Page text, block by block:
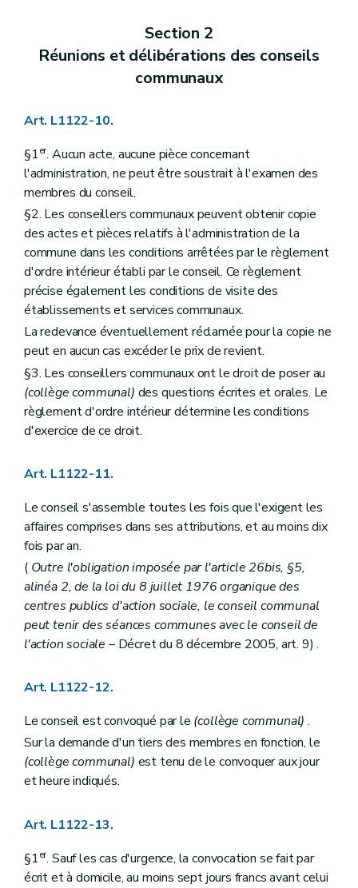
Art. L2212-70
Art. L2212-71
Art. L2212-72
Section 6 Les commissaires d'arrondissement
Art. L2212-74
Art. L2212-76
Art. L2212-77
Art. L2212-78
Art. L2212-79
Art. L2212-80
Art. L2212-81
Art. L2212-81
bis
Section 8 Le serment
Art. L2212-82
Art. L2212-83
Art. L2212-84
Chapitre III Actes des autorités provinciales
Section première Rédaction des actes
Art. L2213-1
Section 2 Publication des actes
Art. L2213-2
Art. L2213-3
Chapitre IV
Art. L2214-3
Art. L2214-5
Art. L2214-6
Art. L2214-7
Art. L2214-9
Art. L2214-10
Art. L2214-11
Art. L2214-12
Titre II Administration de la province
Chapitre premier Le personnel de la province
Section première
Art. L2222-2
Section 2 Travaux concernant plusieurs provinces ou plusieurs communes
Art. L2222-3
Chapitre III Administration de certains services provinciaux
Section première
Sous-section 2 Régies provinciales autonomes
Art. L2223-4
Art. L2223-5
Section 2
Réunions et délibérations des conseils
communaux
Art. L1122-10.
§1er. Aucun acte, aucune pièce concernant
l'administration, ne peut être soustrait à l'examen des
membres du conseil.
§2. Les conseillers communaux peuvent obtenir copie
des actes et pièces relatifs à l'administration de la
commune dans les conditions arrêtées par le règlement
d'ordre intérieur établi par le conseil. Ce règlement
précise également les conditions de visite des
établissements et services communaux.
La redevance éventuellement réclamée pour la copie ne
peut en aucun cas excéder le prix de revient.
§3. Les conseillers communaux ont le droit de poser au
(collège communal) des questions écrites et orales. Le
règlement d'ordre intérieur détermine les conditions
d'exercice de ce droit.
Art. L1122-11.
Le conseil s'assemble toutes les fois que l'exigent les
affaires comprises dans ses attributions, et au moins dix
fois par an.
( Outre l'obligation imposée par l'article 26bis, §5,
alinéa 2, de la loi du 8 juillet 1976 organique des
centres publics d'action sociale, le conseil communal
peut tenir des séances communes avec le conseil de
l'action sociale – Décret du 8 décembre 2005, art. 9) .
Art. L1122-12.
Le conseil est convoqué par le (collège communal) .
Sur la demande d'un tiers des membres en fonction, le
(collège communal) est tenu de le convoquer aux jour
et heure indiqués.
Art. L1122-13.
§1er. Sauf les cas d'urgence, la convocation se fait par
écrit et à domicile, au moins sept jours francs avant celui